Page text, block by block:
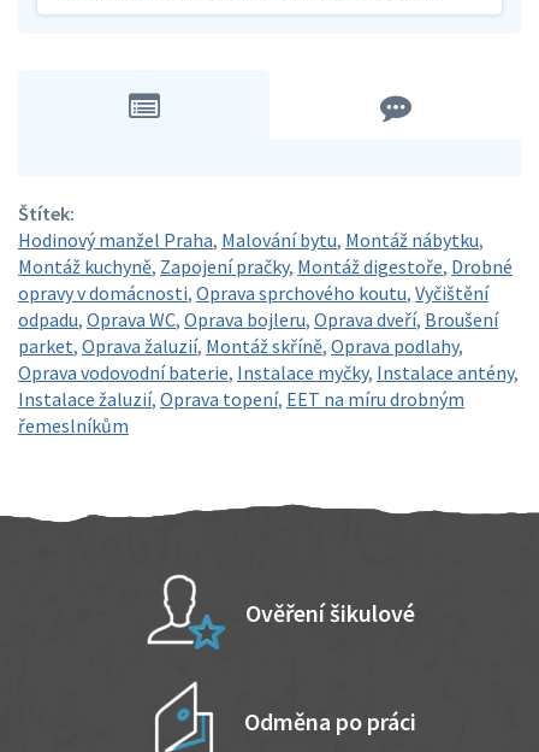
Štítek:
Hodinový manžel Praha, Malování bytu, Montáž nábytku,
Montáž kuchyně, Zapojení pračky, Montáž digestoře, Drobné
opravy v domácnosti, Oprava sprchového koutu, Vyčištění
odpadu, Oprava WC, Oprava bojleru, Oprava dveří, Broušení
parket, Oprava žaluzií, Montáž skříně, Oprava podlahy,
Oprava vodovodní baterie, Instalace myčky, Instalace antény,
Instalace žaluzií, Oprava topení, EET na míru drobným
řemeslníkům
Ověření šikulové
Odměna po práci